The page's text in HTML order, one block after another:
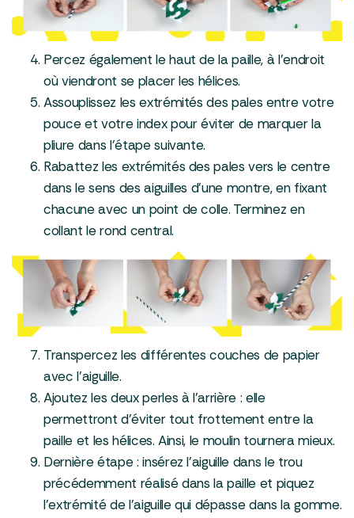
Percez également le haut de la paille, à l’endroit
où viendront se placer les hélices.
Assouplissez les extrémités des pales entre votre
pouce et votre index pour éviter de marquer la
pliure dans l’étape suivante.
Rabattez les extrémités des pales vers le centre
dans le sens des aiguilles d’une montre, en fixant
chacune avec un point de colle. Terminez en
collant le rond central.
Transpercez les différentes couches de papier
avec l’aiguille.
Ajoutez les deux perles à l’arrière : elle
permettront d’éviter tout frottement entre la
paille et les hélices. Ainsi, le moulin tournera mieux.
Dernière étape : insérez l’aiguille dans le trou
précédemment réalisé dans la paille et piquez
l’extrémité de l’aiguille qui dépasse dans la gomme.